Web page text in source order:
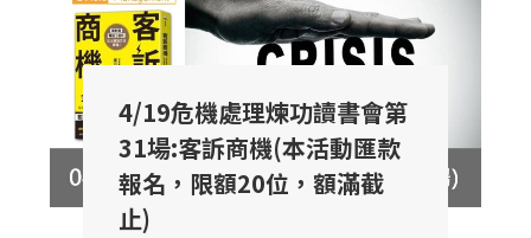
4/19危機處理煉功讀書會第
31場:客訴商機(本活動匯款
報名，限額20位，額滿截
止)